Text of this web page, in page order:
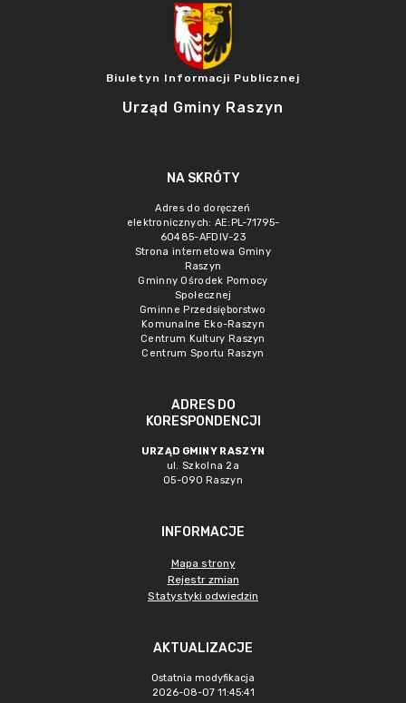
Biuletyn Informacji Publicznej
Urząd Gminy Raszyn
NA SKRÓTY
Adres do doręczeń
elektronicznych: AE:PL-71795-
60485-AFDIV-23
Strona internetowa Gminy
Raszyn
Gminny Ośrodek Pomocy
Społecznej
Gminne Przedsięborstwo
Komunalne Eko-Raszyn
Centrum Kultury Raszyn
Centrum Sportu Raszyn
ADRES DO
KORESPONDENCJI
URZĄD GMINY RASZYN
ul. Szkolna 2a
05-090 Raszyn
INFORMACJE
Mapa strony
Rejestr zmian
Statystyki odwiedzin
AKTUALIZACJE
Ostatnia modyfikacja
2026-08-07 11:45:41